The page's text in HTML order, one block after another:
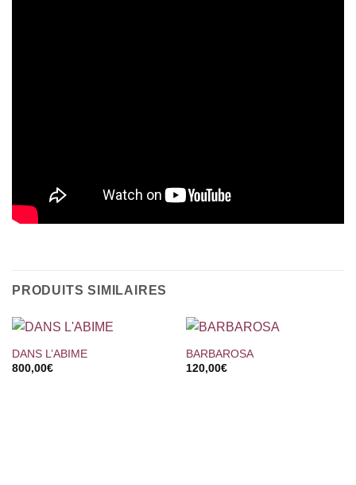
PRODUITS SIMILAIRES
DANS L’ABIME
800,00€
BARBAROSA
120,00€